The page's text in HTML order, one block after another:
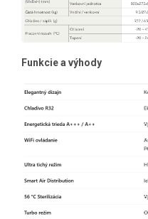
Funkcie a výhody